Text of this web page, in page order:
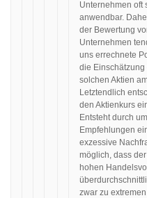
Unternehmen oft
anwendbar.
der Bewertung
Unternehmen
uns errechnete
die
solchen Aktien
Letztendlich
den Aktienkurs
Entsteht durch
Empfehlungen
exzessive
möglich, dass
hohen
zwar zu